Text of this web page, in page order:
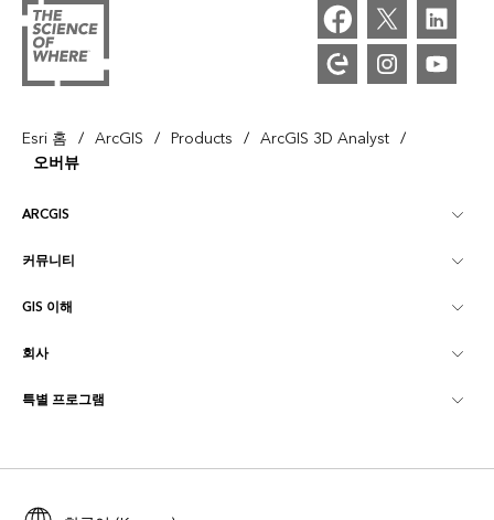
Esri 홈 / ArcGIS / Products / ArcGIS 3D Analyst /
오버뷰
ARCGIS
ArcGIS Overview
매핑
ArcGIS Online
커뮤니티
Esri 커뮤니티
ArcGIS Blog
사용자 리서치 및 테스트
GIS 이해
GIS란?
로케이션 인텔리전스
교육
회사
Esri 정보
채용
특별 프로그램
ArcGIS for Student Use